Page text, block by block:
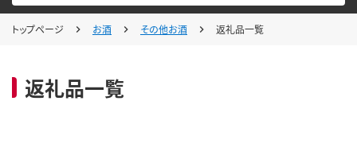
トップページ お酒 その他お酒 返礼品一覧
返礼品一覧